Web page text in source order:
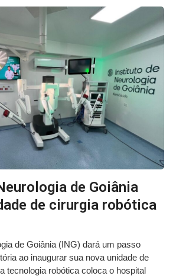
de Goiânia
de cirurgia robótica
de Goiânia (ING) dará um passo
ao inaugurar sua nova unidade de
tecnologia robótica coloca o hospital